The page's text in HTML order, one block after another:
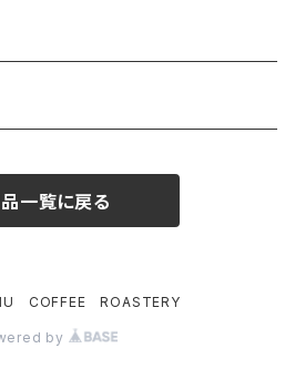
一覧に戻る
COFFEE ROASTERY
by